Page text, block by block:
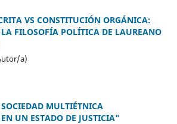
VS CONSTITUCIÓN ORGÁNICA:
FILOSOFÍA POLÍTICA DE LAUREANO
a)
MULTIÉTNICA
UN ESTADO DE JUSTICIA"